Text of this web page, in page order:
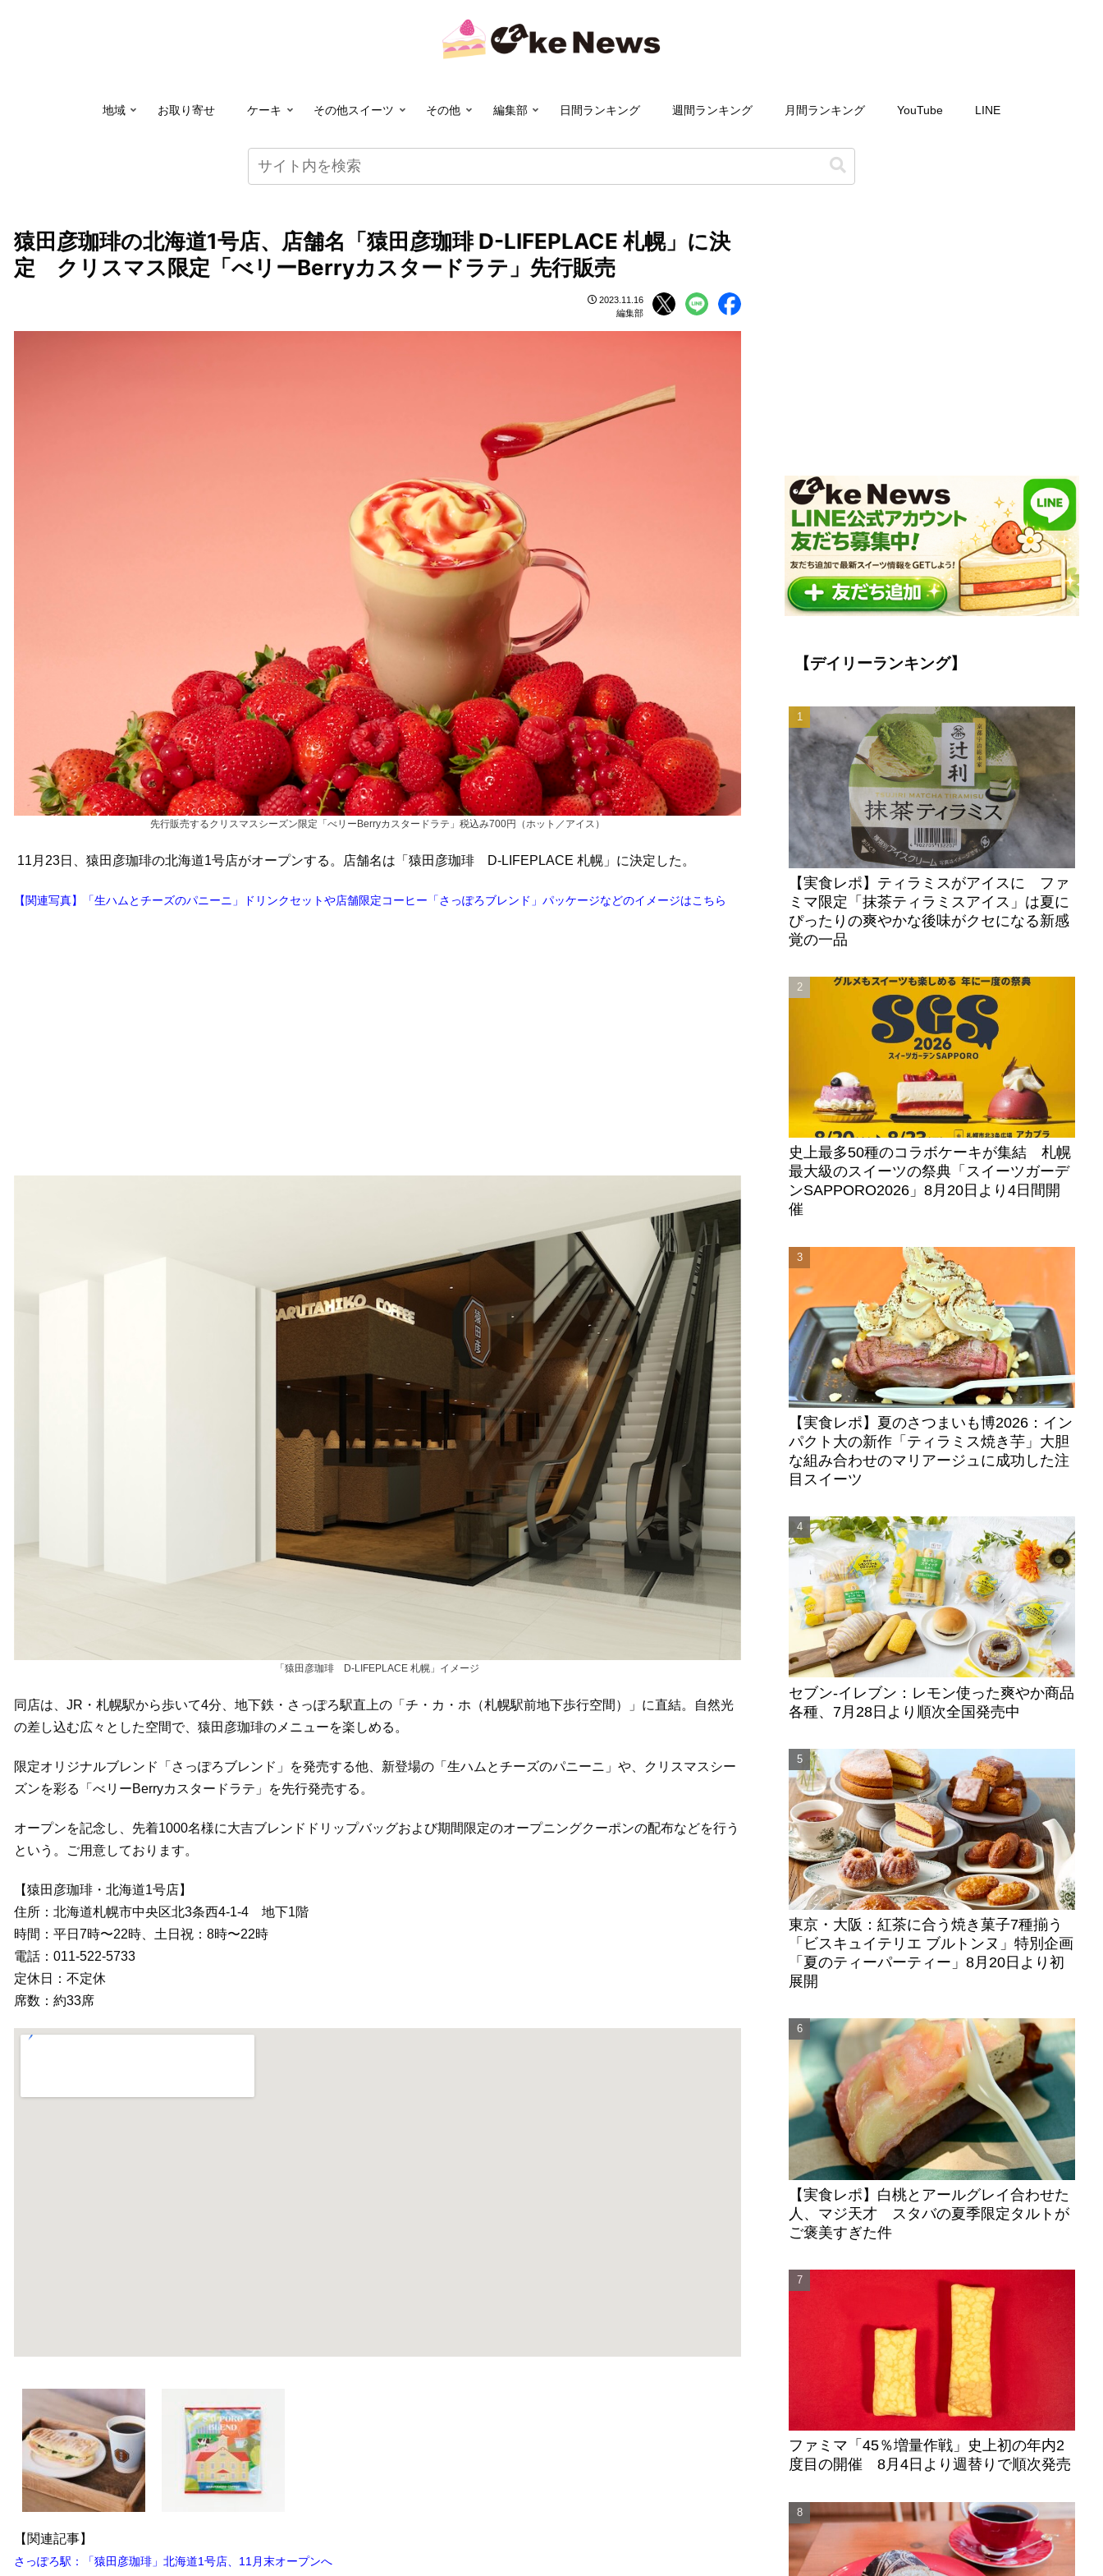
地域 お取り寄せ ケーキ その他スイーツ その他 編集部 日間ランキング 週間ランキング 月間ランキング YouTube LINE
猿田彦珈琲の北海道1号店、店舗名「猿田彦珈琲 D-LIFEPLACE 札幌」に決
定 クリスマス限定「べリーBerryカスタードラテ」先行販売
2023.11.16
編集部
先行販売するクリスマスシーズン限定「べリーBerryカスタードラテ」税込み700円（ホット／アイス）
11月23日、猿田彦珈琲の北海道1号店がオープンする。店舗名は「猿田彦珈琲 D-LIFEPLACE 札幌」に決定した。
【関連写真】「生ハムとチーズのパニーニ」ドリンクセットや店舗限定コーヒー「さっぽろブレンド」パッケージなどのイメージはこちら
「猿田彦珈琲 D-LIFEPLACE 札幌」イメージ
同店は、JR・札幌駅から歩いて4分、地下鉄・さっぽろ駅直上の「チ・カ・ホ（札幌駅前地下歩行空間）」に直結。自然光
の差し込む広々とした空間で、猿田彦珈琲のメニューを楽しめる。
限定オリジナルブレンド「さっぽろブレンド」を発売する他、新登場の「生ハムとチーズのパニーニ」や、クリスマスシー
ズンを彩る「べリーBerryカスタードラテ」を先行発売する。
オープンを記念し、先着1000名様に大吉ブレンドドリップバッグおよび期間限定のオープニングクーポンの配布などを行う
という。ご用意しております。
【猿田彦珈琲・北海道1号店】
住所：北海道札幌市中央区北3条西4-1-4 地下1階
時間：平日7時〜22時、土日祝：8時〜22時
電話：011-522-5733
定休日：不定休
席数：約33席
【関連記事】
さっぽろ駅：「猿田彦珈琲」北海道1号店、11月末オープンへ
【デイリーランキング】
【実食レポ】ティラミスがアイスに ファ
ミマ限定「抹茶ティラミスアイス」は夏に
ぴったりの爽やかな後味がクセになる新感
覚の一品
史上最多50種のコラボケーキが集結 札幌
最大級のスイーツの祭典「スイーツガーデ
ンSAPPORO2026」8月20日より4日間開
催
【実食レポ】夏のさつまいも博2026：イン
パクト大の新作「ティラミス焼き芋」大胆
な組み合わせのマリアージュに成功した注
目スイーツ
セブン‐イレブン：レモン使った爽やか商品
各種、7月28日より順次全国発売中
東京・大阪：紅茶に合う焼き菓子7種揃う
「ビスキュイテリエ ブルトンヌ」特別企画
「夏のティーパーティー」8月20日より初
展開
【実食レポ】白桃とアールグレイ合わせた
人、マジ天才 スタバの夏季限定タルトが
ご褒美すぎた件
ファミマ「45％増量作戦」史上初の年内2
度目の開催 8月4日より週替りで順次発売